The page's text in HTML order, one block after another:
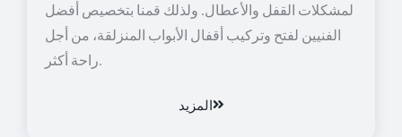
لمشكلات القفل والأعطال. ولذلك قمنا بتخصيص أفضل
الفنيين لفتح وتركيب أقفال الأبواب المنزلقة، من أجل
راحة أكثر.
المزيد